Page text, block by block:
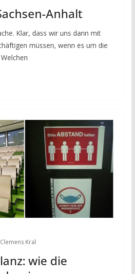
Anhalt
Klar, dass wir uns dann mit
müssen, wenn es um die
Clemens Kral
wie die